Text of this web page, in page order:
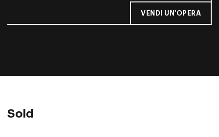
VENDI UN'OPERA
Sold